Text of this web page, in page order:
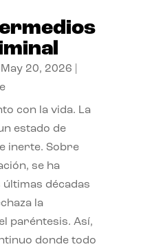
May 20, 2026
con la vida. La
estado de
inerte. Sobre
se ha
décadas
la
paréntesis. Así,
donde todo